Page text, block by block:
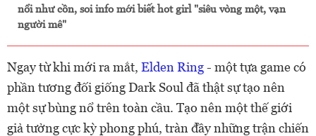
nổi như cồn, soi info mới biết hot girl "siêu vòng một, vạn
người mê"
Ngay từ khi mới ra mắt, Elden Ring- một tựa game có
phần tương đối giống Dark Soul đã thật sự tạo nên
một sự bùng nổ trên toàn cầu. Tạo nên một thế giới
giả tưởng cực kỳ phong phú, tràn đầy những trận chiến